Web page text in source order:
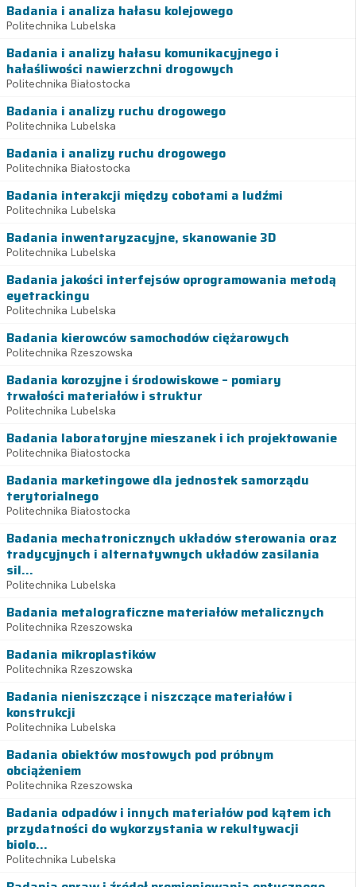
Badania i analiza hałasu kolejowego
Politechnika Lubelska
Badania i analizy hałasu komunikacyjnego i
hałaśliwości nawierzchni drogowych
Politechnika Białostocka
Badania i analizy ruchu drogowego
Politechnika Lubelska
Badania i analizy ruchu drogowego
Politechnika Białostocka
Badania interakcji między cobotami a ludźmi
Politechnika Lubelska
Badania inwentaryzacyjne, skanowanie 3D
Politechnika Lubelska
Badania jakości interfejsów oprogramowania metodą
eyetrackingu
Politechnika Lubelska
Badania kierowców samochodów ciężarowych
Politechnika Rzeszowska
Badania korozyjne i środowiskowe – pomiary
trwałości materiałów i struktur
Politechnika Lubelska
Badania laboratoryjne mieszanek i ich projektowanie
Politechnika Białostocka
Badania marketingowe dla jednostek samorządu
terytorialnego
Politechnika Białostocka
Badania mechatronicznych układów sterowania oraz
tradycyjnych i alternatywnych układów zasilania
sil...
Politechnika Lubelska
Badania metalograficzne materiałów metalicznych
Politechnika Rzeszowska
Badania mikroplastików
Politechnika Rzeszowska
Badania nieniszczące i niszczące materiałów i
konstrukcji
Politechnika Lubelska
Badania obiektów mostowych pod próbnym
obciążeniem
Politechnika Rzeszowska
Badania odpadów i innych materiałów pod kątem ich
przydatności do wykorzystania w rekultywacji
biolo...
Politechnika Lubelska